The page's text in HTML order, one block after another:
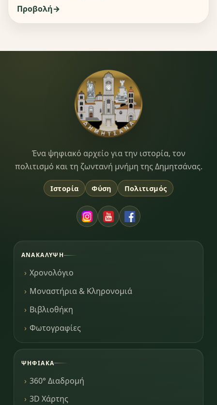
Προβολή
Dimitsana.gr
Ένα ψηφιακό αρχείο για την ιστορία, τον
πολιτισμό και τη ζωντανή μνήμη της Δημητσάνας.
Ιστορία Φύση Πολιτισμός
ΑΝΑΚΆΛΥΨΗ
Χρονολόγιο
Μοναστήρια & Κληρονομιά
Βιβλιοθήκη
Φωτογραφίες
ΨΗΦΙΑΚΆ
360° Διαδρομή
3D Χάρτης